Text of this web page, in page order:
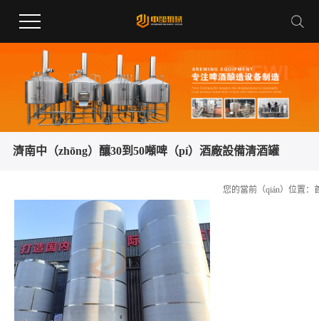
濟南中（zhōng）釀30到50噸啤（pí）酒廠設備清酒罐
您的當前（qián）位置：